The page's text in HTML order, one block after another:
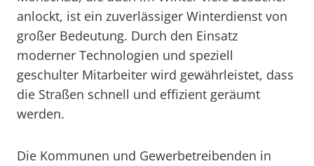
anlockt, ist ein zuverlässiger Winterdienst von
großer Bedeutung. Durch den Einsatz
moderner Technologien und speziell
geschulter Mitarbeiter wird gewährleistet, dass
die Straßen schnell und effizient geräumt
werden.
Die Kommunen und Gewerbetreibenden in